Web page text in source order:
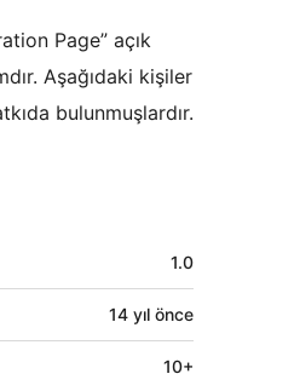
Page” açık
Aşağıdaki kişiler
bulunmuşlardır.
1.0
14 yıl önce
10+